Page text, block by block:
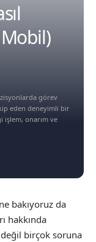
Mobil)
görev
eden deneyimli bir
işlem, onarım ve
bakıyoruz da
hakkında
birçok soruna